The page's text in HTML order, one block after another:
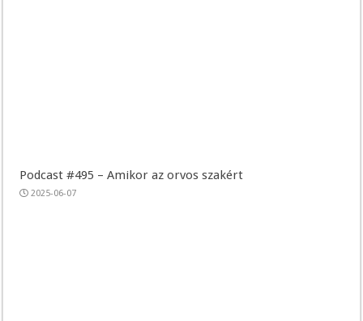
Podcast #495 – Amikor az orvos szakért
2025-06-07